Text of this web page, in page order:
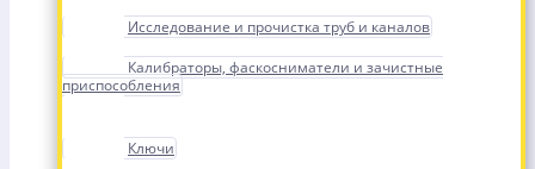
Исследование и прочистка труб и каналов
Калибраторы, фаскосниматели и зачистные
приспособления
Ключи